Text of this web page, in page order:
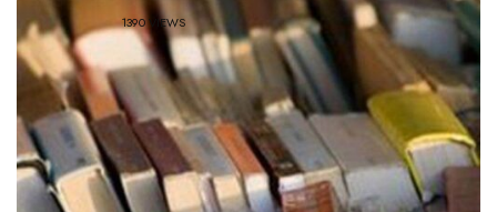
1390 VIEWS